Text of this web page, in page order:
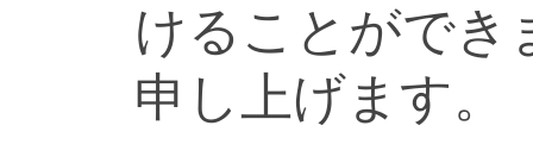
けることができ
申し上げます。